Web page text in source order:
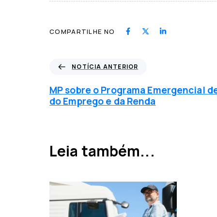
COMPARTILHE NO
t
í
c
n
r
i
NOTÍCIA ANTERIOR
MP sobre o Programa Emergencial
do Emprego e da Renda
Leia também...